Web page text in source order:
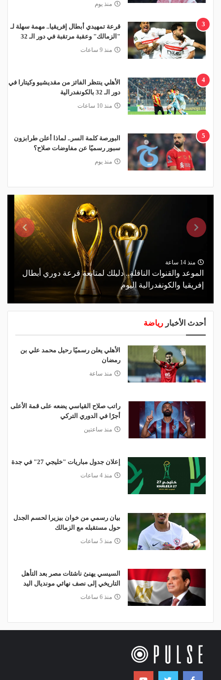
منذ يوم
3
قرعة تمهيدي أبطال إفريقيا.. مهمة سهلة لـ
"الزمالك" وعقبة مرتقبة في دور الـ 32
منذ 9 ساعات
4
الأهلي ينتظر الفائز من مقديشيو وكيتارا في
دور الـ 32 بالكونفدرالية
منذ 10 ساعات
5
البورصة كلمة السر.. لماذا أعلن طرابزون
سبور رسميًا عن مفاوضات صلاح؟
منذ يوم
منذ 14 ساعة
الموعد والقنوات الناقلة.. دليلك لمتابعة قرعة دوري أبطال
إفريقيا والكونفدرالية اليوم
أحدث الأخبار رياضة
الأهلي يعلن رسميًا رحيل محمد علي بن
رمضان
منذ ساعة
راتب صلاح القياسي يضعه على قمة الأعلى
أجرًا في الدوري التركي
منذ ساعتين
إعلان جدول مباريات "خليجي 27" في جدة
منذ 4 ساعات
بيان رسمي من خوان بيزيرا لحسم الجدل
حول مستقبله مع الزمالك
منذ 5 ساعات
السيسي يهنئ ناشئات مصر بعد التأهل
التاريخي إلى نصف نهائي مونديال اليد
منذ 6 ساعات